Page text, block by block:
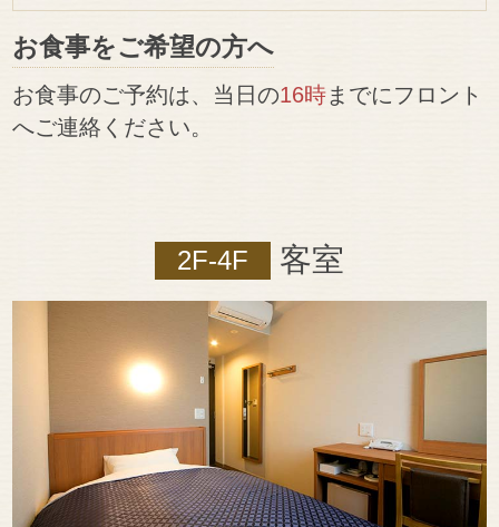
お食事をご希望の方へ
お食事のご予約は、当日の16時までにフロント
へご連絡ください。
2F-4F 客室